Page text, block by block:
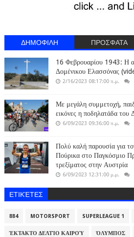
ΔΗΜΟΦΙΛΗ ΠΡΟΣΦΑΤΑ
16 Φεβρουαρίου 1943: Η
Δομένικου Ελασσόνας
2/16/2023 08:17:00 π.μ.
Με μεγάλη συμμετοχή,
εικόνες η ποδηλατάδα
6/09/2023 09:36:00 π.μ.
Πολύ καλή παρουσία για
Πούρικα στο Παγκόσμιο
τρεξίματος στην Αυστρία
6/09/2023 12:31:00 μ.μ.
ΕΤΙΚΈΤΕΣ
884 MOTORSPORT SUPERLEAGUE 1
ΈΚΤΑΚΤΟ ΔΕΛΤΊΟ ΚΑΙΡΟΎ ΌΛΥΜΠΟΣ